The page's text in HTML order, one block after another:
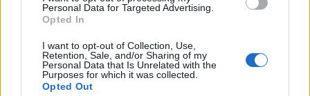
Personal Data for Targeted Advertising.
Opted In
I want to opt-out of Collection, Use,
Retention, Sale, and/or Sharing of my
Personal Data that Is Unrelated with the
Purposes for which it was collected.
Opted Out